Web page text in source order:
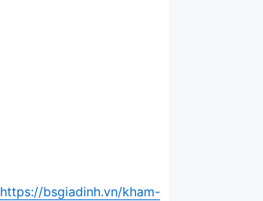
https://bsgiadinh.vn/kham-